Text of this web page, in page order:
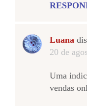
Luana
20 de
Uma
vendas